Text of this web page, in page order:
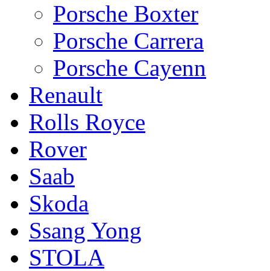
Porsche Boxter
Porsche Carrera
Porsche Cayenn
Renault
Rolls Royce
Rover
Saab
Skoda
Ssang Yong
STOLA